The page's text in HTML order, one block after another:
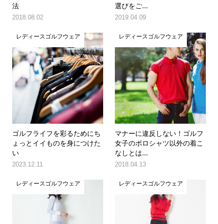
法
2018.08.02
選びをご...
2019.04.09
レディースゴルフウェア
ゴルフライフを彩るためにち
ょっとイイものを身につけた
い
2023.12.11
レディースゴルフウェア
マナーに違反しない！ゴルフ
女子のポロシャツ以外の着こ
なしとは...
2018.04.13
レディースゴルフウェア レディースゴルフウェア